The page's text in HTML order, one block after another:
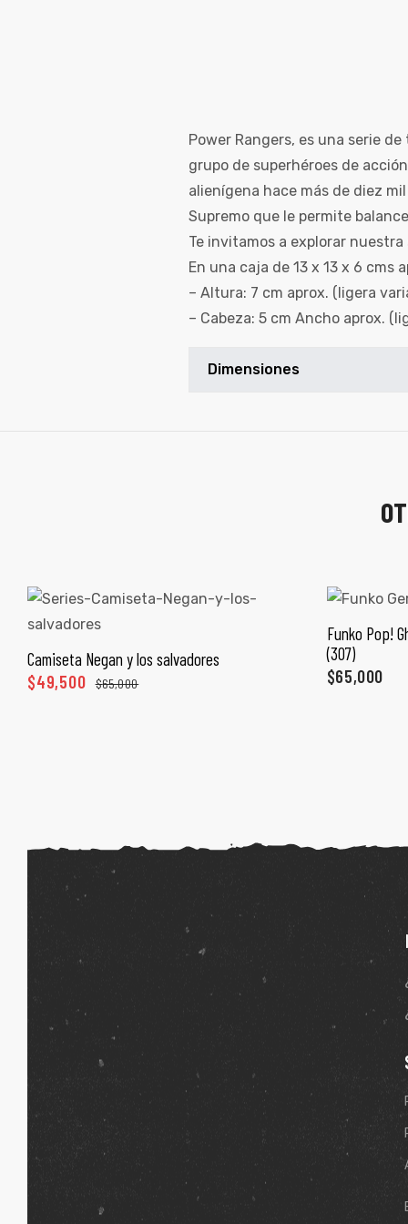
Power Rangers, es una serie
grupo de superhéroes de
alienígena hace más de diez
Supremo que le permite
Te invitamos a explorar
En una caja de 13 x 13 x 6
– Altura: 7 cm aprox. (ligera
– Cabeza: 5 cm Ancho aprox.
Dimensiones
SELECCIONAR OPCIONES
Camiseta Negan y los salvadores
$65,000
$49,500
Funko Pop!
(307)
$65,000